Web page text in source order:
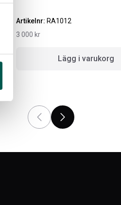
Artikelnr:
Artikelnr: RA1012
3 000 kr
Lägg i varukorg